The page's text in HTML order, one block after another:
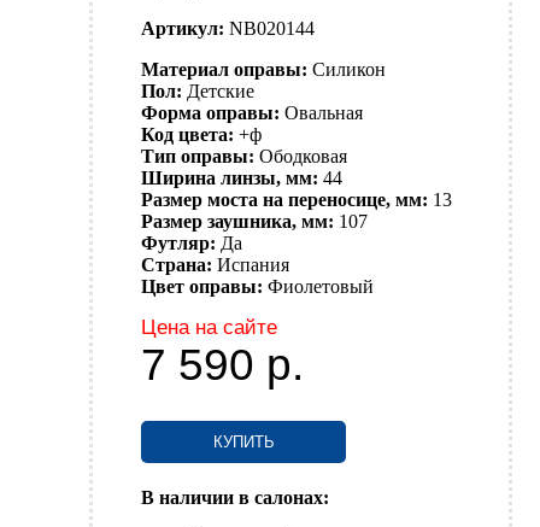
Артикул: NB020144
Материал оправы: Силикон
Пол: Детские
Форма оправы: Овальная
Код цвета: +ф
Тип оправы: Ободковая
Ширина линзы, мм: 44
Размер моста на переносице, мм: 13
Размер заушника, мм: 107
Футляр: Да
Страна: Испания
Цвет оправы: Фиолетовый
Цена на сайте
7 590 р.
КУПИТЬ
В наличии в салонах: